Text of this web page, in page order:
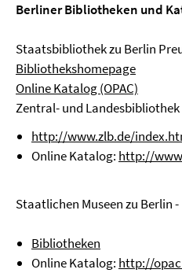
Berliner Bibliotheken und
Staatsbibliothek zu Berlin
Bibliothekshomepage
Online Katalog (OPAC)
Zentral- und Landesbibliothek
http://www.zlb.de/
Online Katalog: http://
Staatlichen Museen zu Berlin
Bibliotheken
Online Katalog: http://